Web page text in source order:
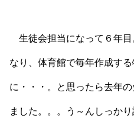
生徒会担当になって６年目
なり、体育館で毎年作成す
に・・・。と思ったら去年
ました。。。う～んしっか